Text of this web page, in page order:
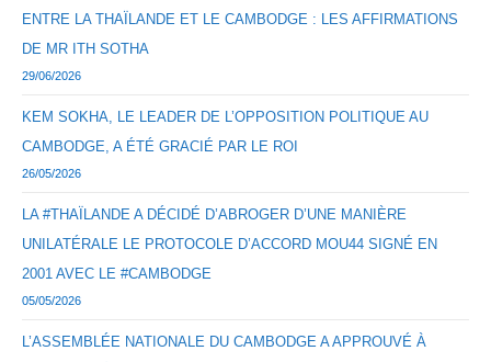
ENTRE LA THAÏLANDE ET LE CAMBODGE : LES AFFIRMATIONS
DE MR ITH SOTHA
29/06/2026
KEM SOKHA, LE LEADER DE L’OPPOSITION POLITIQUE AU
CAMBODGE, A ÉTÉ GRACIÉ PAR LE ROI
26/05/2026
LA #THAÏLANDE A DÉCIDÉ D’ABROGER D’UNE MANIÈRE
UNILATÉRALE LE PROTOCOLE D’ACCORD MOU44 SIGNÉ EN
2001 AVEC LE #CAMBODGE
05/05/2026
L’ASSEMBLÉE NATIONALE DU CAMBODGE A APPROUVÉ À